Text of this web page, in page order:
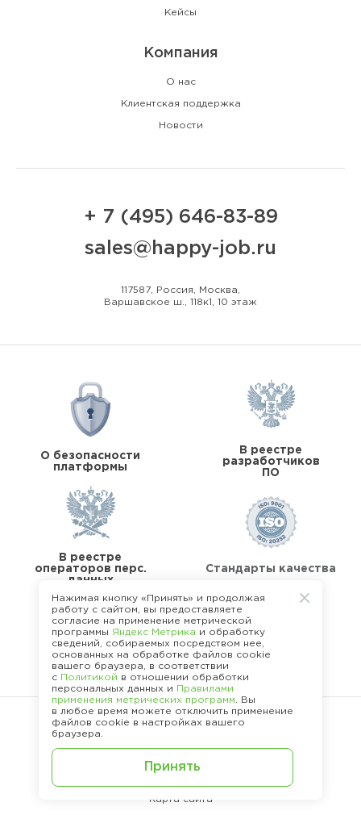
Кейсы
Компания
О нас
Клиентская поддержка
Новости
+ 7 (495) 646-83-89
sales@happy-job.ru
117587, Россия, Москва,
Варшавское ш., 118к1, 10 этаж
О безопасности
платформы
В реестре
разработчиков
ПО
В реестре
операторов перс.
данных
Стандарты качества
О команде Happy Job
Политика конфиденциальности
Карта сайта
Нажимая кнопку «Принять» и продолжая
работу с сайтом, вы предоставляете
согласие на применение метрической
программы Яндекс Метрика и обработку
сведений, собираемых посредством нее,
основанных на обработке файлов cookie
вашего браузера, в соответствии
с Политикой в отношении обработки
персональных данных и
Правилами
применения метрических программ . Вы
в любое время можете отключить применение
файлов cookie в настройках вашего
браузера.
Принять